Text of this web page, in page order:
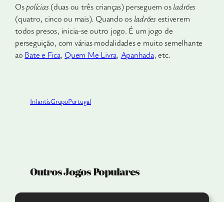
Ospolícias (duas ou três crianças) perseguem osladrões
(quatro, cinco ou mais). Quando os ladrões estiverem
todos presos, inicia-se outro jogo. É um jogo de
perseguição, com várias modalidades e muito semelhante
ao Bate e Fica, Quem Me Livra, Apanhada, etc.
InfantisGrupoPortugal
Outros Jogos Populares